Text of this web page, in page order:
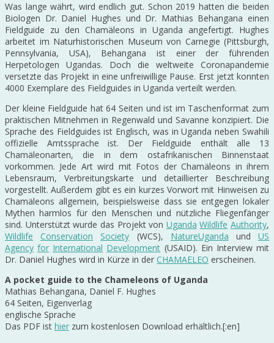
Was lange währt, wird endlich gut. Schon 2019 hatten die beiden
Biologen Dr. Daniel Hughes und Dr. Mathias Behangana einen
Fieldguide zu den Chamäleons in Uganda angefertigt. Hughes
arbeitet im Naturhistorischen Museum von Carnegie (Pittsburgh,
Pennsylvania, USA), Behangana ist einer der führenden
Herpetologen Ugandas. Doch die weltweite Coronapandemie
versetzte das Projekt in eine unfreiwillige Pause. Erst jetzt konnten
4000 Exemplare des Fieldguides in Uganda verteilt werden.
Der kleine Fieldguide hat 64 Seiten und ist im Taschenformat zum
praktischen Mitnehmen in Regenwald und Savanne konzipiert. Die
Sprache des Fieldguides ist Englisch, was in Uganda neben Swahili
offizielle Amtssprache ist. Der Fieldguide enthält alle 13
Chamäleonarten, die in dem ostafrikanischen Binnenstaat
vorkommen. Jede Art wird mit Fotos der Chamäleons in ihrem
Lebensraum, Verbreitungskarte und detaillierter Beschreibung
vorgestellt. Außerdem gibt es ein kurzes Vorwort mit Hinweisen zu
Chamäleons allgemein, beispielsweise dass sie entgegen lokaler
Mythen harmlos für den Menschen und nützliche Fliegenfänger
sind. Unterstützt wurde das Projekt von Uganda Wildlife Authority,
Wildlife
Conservation Society (WCS), NatureUganda undUS
Agency for International Development (USAID). Ein Interview mit
Dr. Daniel Hughes wird in Kürze in der CHAMAELEO erscheinen.
A pocket guide to the Chameleons of Uganda
Mathias Behangana, Daniel F. Hughes
64 Seiten, Eigenverlag
englische Sprache
Das PDF ist hier zum kostenlosen Download erhältlich.[:en]